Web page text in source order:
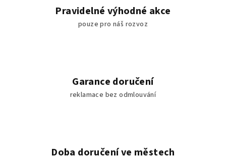
Pravidelné výhodné akce
pouze pro náš rozvoz
Garance doručení
reklamace bez odmlouvání
Doba doručení ve městech